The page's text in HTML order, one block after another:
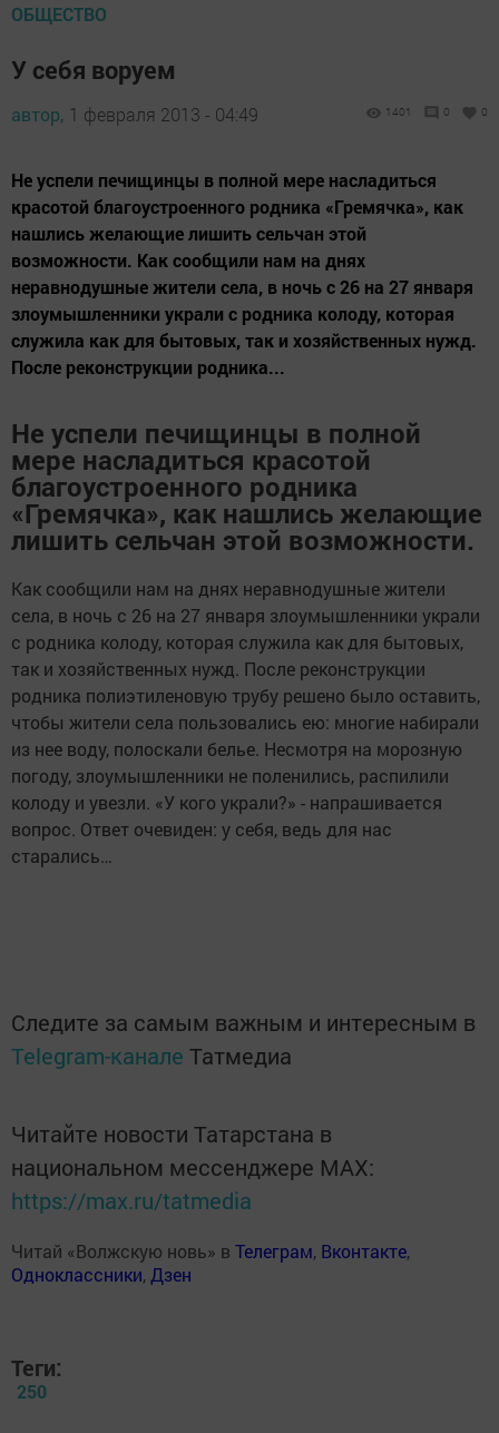
ОБЩЕСТВО
У себя воруем
автор, 1 февраля 2013 - 04:49 1401 0 0
Не успели печищинцы в полной мере насладиться
красотой благоустроенного родника «Гремячка», как
нашлись желающие лишить сельчан этой
возможности. Как сообщили нам на днях
неравнодушные жители села, в ночь с 26 на 27 января
злоумышленники украли с родника колоду, которая
служила как для бытовых, так и хозяйственных нужд.
После реконструкции родника...
Не успели печищинцы в полной
мере насладиться красотой
благоустроенного родника
«Гремячка», как нашлись желающие
лишить сельчан этой возможности.
Как сообщили нам на днях неравнодушные жители
села, в ночь с 26 на 27 января злоумышленники украли
с родника колоду, которая служила как для бытовых,
так и хозяйственных нужд. После реконструкции
родника полиэтиленовую трубу решено было оставить,
чтобы жители села пользовались ею: многие набирали
из нее воду, полоскали белье. Несмотря на морозную
погоду, злоумышленники не поленились, распилили
колоду и увезли. «У кого украли?» - напрашивается
вопрос. Ответ очевиден: у себя, ведь для нас
старались…
Следите за самым важным и интересным в
Telegram-канале Татмедиа
Читайте новости Татарстана в
национальном мессенджере MАХ:
https://max.ru/tatmedia
Читай «Волжскую новь» в Телеграм, Вконтакте,
Одноклассники, Дзен
Теги:
250